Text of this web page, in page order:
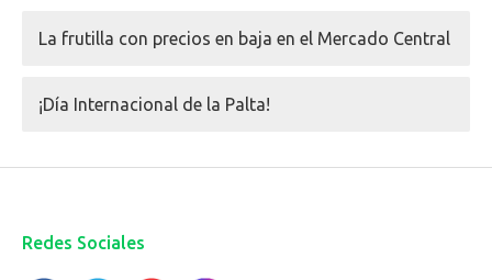
La frutilla con precios en baja en el Mercado Central
¡Día Internacional de la Palta!
Redes Sociales